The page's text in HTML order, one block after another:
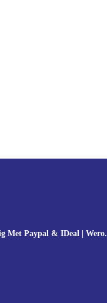
Met Paypal & IDeal | Wero.